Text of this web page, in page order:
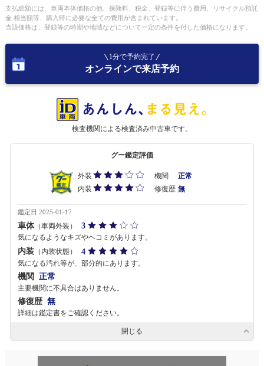
支払総額には、車両本体価格の他、保険料、税金、登録等に伴う費用、リサイクル預託
金 相当額等、購入時に必要な全ての費用が含まれています。
当該価格は、登録等の時期や地域などについて一定の条件を付した価格になります。
1分で予約完了
オンラインで来店予約
検査機関による検査済み中古車です。
グー鑑定評価
外装 機関
正常
内装
修復歴 無
鑑定日 2025-01-17
車体（車両外装） 3
気になるようなキズやヘコミがあります。
内装 （内装状態） 4
気になる汚れ等が、部分的にあります。
機関 正常
主要機関に不具合はありません。
修復歴 無
詳細は鑑定書をご確認ください。
閉じる